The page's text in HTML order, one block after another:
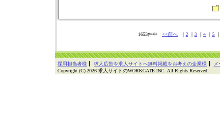
1653件中 <<前へ ｜ 2 ｜ 3 ｜ 4 ｜ 5
採用担当者様 求人広告を求人サイトへ無料掲載をお考えの企業様
Copyright (C) 2026 求人サイトのWORKGATE INC. All Rights Reserved.